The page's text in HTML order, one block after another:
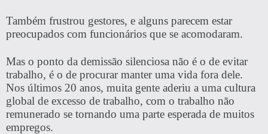
Também frustrou gestores, e alguns parecem estar
preocupados com funcionários que se acomodaram.
Mas o ponto da demissão silenciosa não é o de evitar
trabalho, é o de procurar manter uma vida fora dele.
Nos últimos 20 anos, muita gente aderiu a uma cultura
global de excesso de trabalho, com o trabalho não
remunerado se tornando uma parte esperada de muitos
empregos.